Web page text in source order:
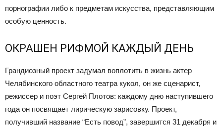
порнографии либо к предметам искусства, представляющим
особую ценность.
ОКРАШЕН РИФМОЙ КАЖДЫЙ ДЕНЬ
Грандиозный проект задумал воплотить в жизнь актер
Челябинского областного театра кукол, он же сценарист,
режиссер и поэт Сергей Плотов: каждому дню наступившего
года он посвящает лирическую зарисовку. Проект,
получивший название “Есть повод”, завершится 31 декабря и